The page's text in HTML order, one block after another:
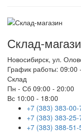
Склад-
Новосибирск, ул.
График работы: 09:00
Склад
Пн - Сб 09:00 - 20:00
Вс 10:00 - 18:00
+7 (383) 383-00-
+7 (383) 383-25-
+7 (383) 388-51-